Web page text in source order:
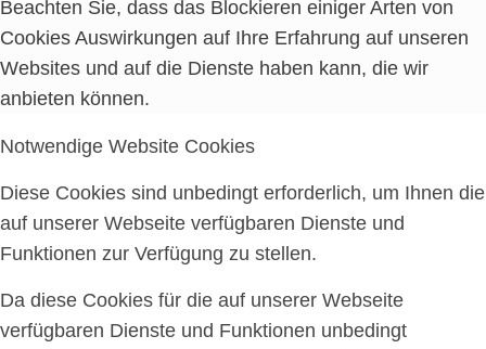
Beachten Sie, dass das Blockieren einiger Arten von
Cookies Auswirkungen auf Ihre Erfahrung auf unseren
Websites und auf die Dienste haben kann, die wir
anbieten können.
Notwendige Website Cookies
Diese Cookies sind unbedingt erforderlich, um Ihnen die
auf unserer Webseite verfügbaren Dienste und
Funktionen zur Verfügung zu stellen.
Da diese Cookies für die auf unserer Webseite
verfügbaren Dienste und Funktionen unbedingt